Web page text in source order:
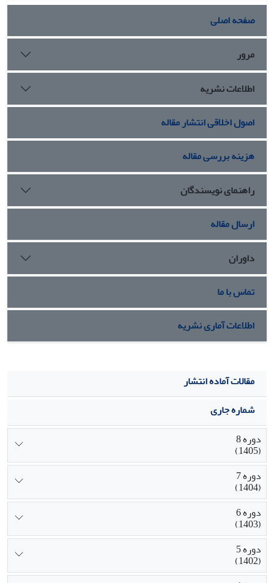
سازمانی و مدیریت تیمی و مدیریت عمل گرا می‌باشند.
صفحه اصلی
مرور
اطلاعات نشریه
اصول اخلاقی انتشار مقاله
هزینه بررسی مقاله
راهنمای نویسندگان
ارسال مقاله
داوران
تماس با ما
اطلاعات آماری نشریه
مقالات آماده انتشار
شماره جاری
دوره 8
(1405)
دوره 7
(1404)
دوره 6
(1403)
دوره 5
(1402)